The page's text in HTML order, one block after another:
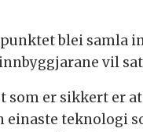
blei samla
vil
som er sikkert er
einaste teknologi